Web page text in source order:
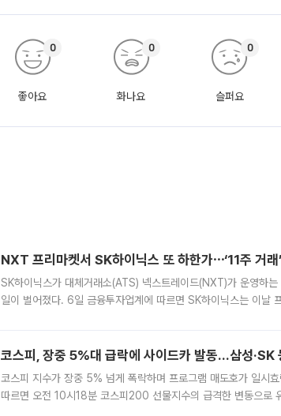
좋아요
0
화나요
0
슬퍼요
0
NXT 프리마켓서 SK하이닉스 또 하한가⋯‘11주 거래
SK하이닉스가 대체거래소(ATS) 넥스트레이드(NXT)가 운영하
일이 벌어졌다. 6일 금융투자업계에 따르면 SK하이닉스는 이
코스피, 장중 5%대 급락에 사이드카 발동…삼성·SK
코스피 지수가 장중 5% 넘게 폭락하며 프로그램 매도호가 일시
따르면 오전 10시18분 코스피200 선물지수의 급격한 변동으로